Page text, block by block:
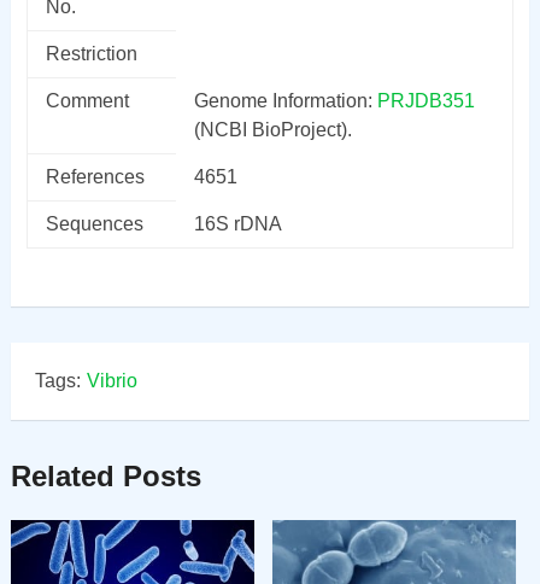
No.
Restriction
Comment Genome Information: PRJDB351
(NCBI BioProject).
References 4651
Sequences 16S rDNA
Tags: Vibrio
Related Posts